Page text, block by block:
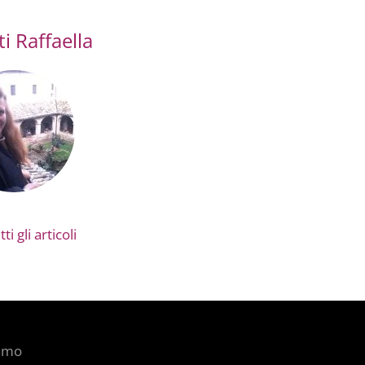
Raffaella
gli articoli